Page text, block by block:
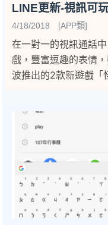
LINE更新-視訊可
4/18/2018 [APP類]
在一對一的視訊通話
戲，豐富逗趣的表情
波推出的2款新遊戲「